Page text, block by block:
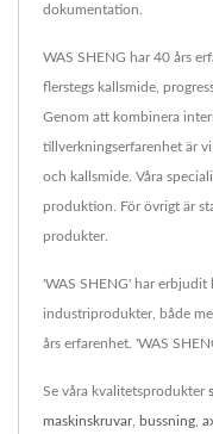
dokumentation.
WAS SHENG har 40 års
flerstegs kallsmide,
Genom att kombinera
tillverkningserfarenhet är
och kallsmide. Våra
produktion. För övrigt är
produkter.
'WAS SHENG' har
industriprodukter, både
års erfarenhet. 'WAS
Se våra kvalitetsprodukter
maskinskruvar, bussning